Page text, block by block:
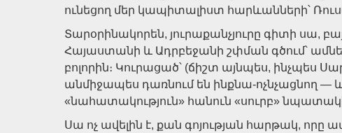
ունեցող մեր կապիտալիստ հարևանների՝
Տարօրինակորեն, յուրաքանչյուրը գիտի սա,
Հայաստանի և Ադրբեջանի շփման գծում՝
բոլորին։ Կուրացած՝ (ճիշտ այնպես, ինչպես
անմիջապես դառնում են ինքնա-ոչնչացնող —
«նահատակություն» հանուն «սուրբ»
Սա ոչ ավելին է, քան գոյության հարթակ, որը